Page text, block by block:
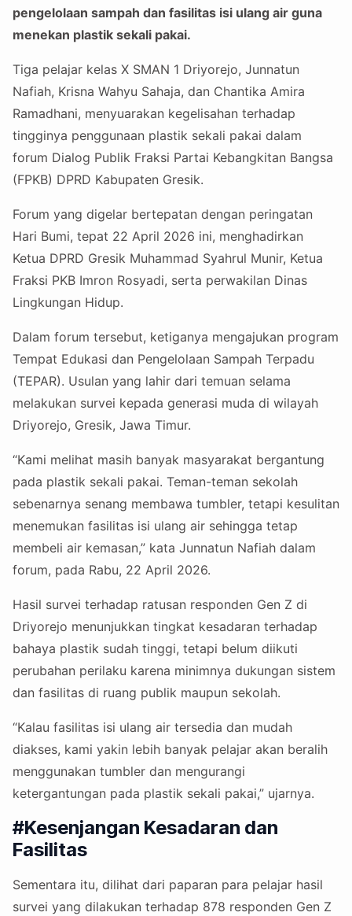
pengelolaan sampah dan fasilitas isi ulang air guna
menekan plastik sekali pakai.
Tiga pelajar kelas X SMAN 1 Driyorejo, Junnatun
Nafiah, Krisna Wahyu Sahaja, dan Chantika Amira
Ramadhani, menyuarakan kegelisahan terhadap
tingginya penggunaan plastik sekali pakai dalam
forum Dialog Publik Fraksi Partai Kebangkitan Bangsa
(FPKB) DPRD Kabupaten Gresik.
Forum yang digelar bertepatan dengan peringatan
Hari Bumi, tepat 22 April 2026 ini, menghadirkan
Ketua DPRD Gresik Muhammad Syahrul Munir, Ketua
Fraksi PKB Imron Rosyadi, serta perwakilan Dinas
Lingkungan Hidup.
Dalam forum tersebut, ketiganya mengajukan program
Tempat Edukasi dan Pengelolaan Sampah Terpadu
(TEPAR). Usulan yang lahir dari temuan selama
melakukan survei kepada generasi muda di wilayah
Driyorejo, Gresik, Jawa Timur.
“Kami melihat masih banyak masyarakat bergantung
pada plastik sekali pakai. Teman-teman sekolah
sebenarnya senang membawa tumbler, tetapi kesulitan
menemukan fasilitas isi ulang air sehingga tetap
membeli air kemasan,” kata Junnatun Nafiah dalam
forum, pada Rabu, 22 April 2026.
Hasil survei terhadap ratusan responden Gen Z di
Driyorejo menunjukkan tingkat kesadaran terhadap
bahaya plastik sudah tinggi, tetapi belum diikuti
perubahan perilaku karena minimnya dukungan sistem
dan fasilitas di ruang publik maupun sekolah.
“Kalau fasilitas isi ulang air tersedia dan mudah
diakses, kami yakin lebih banyak pelajar akan beralih
menggunakan tumbler dan mengurangi
ketergantungan pada plastik sekali pakai,” ujarnya.
#Kesenjangan Kesadaran dan
Fasilitas
Sementara itu, dilihat dari paparan para pelajar hasil
survei yang dilakukan terhadap 878 responden Gen Z